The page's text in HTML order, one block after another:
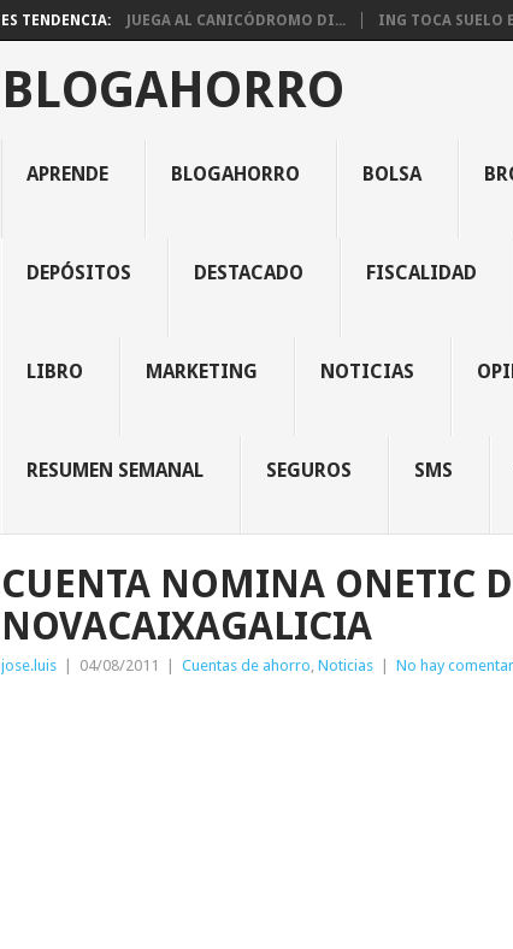
ES TENDENCIA: JUEGA AL CANICÓDROMO DI... ING TOCA SUELO
BLOGAHORRO
APRENDE BLOGAHORRO BOLSA
DEPÓSITOS DESTACADO FISCALIDAD
LIBRO MARKETING NOTICIAS
RESUMEN SEMANAL SEGUROS SMS
CUENTA NOMINA ONETIC
NOVACAIXAGALICIA
jose.luis 04/08/2011 Cuentas de ahorro, Noticias No hay